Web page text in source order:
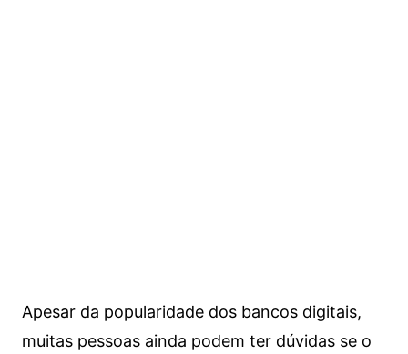
Apesar da popularidade dos bancos digitais,
muitas pessoas ainda podem ter dúvidas se o